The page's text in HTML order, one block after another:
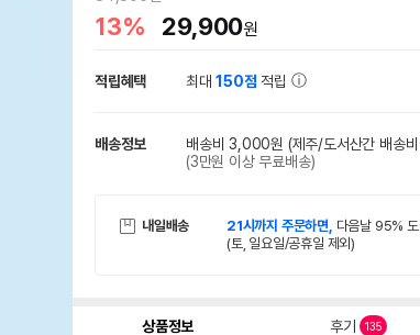
13% 29,900원
적립혜택 최대150점 적립
배송정보 배송비 3,000원 (제주/도서산간 배송
(3만원 이상 무료배송)
내일배송 21시까지 주문하면, 다음날 95%
(토, 일요일/공휴일 제외)
상품정보 후기 135